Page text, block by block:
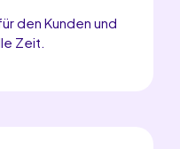
den Kunden und
Zeit.